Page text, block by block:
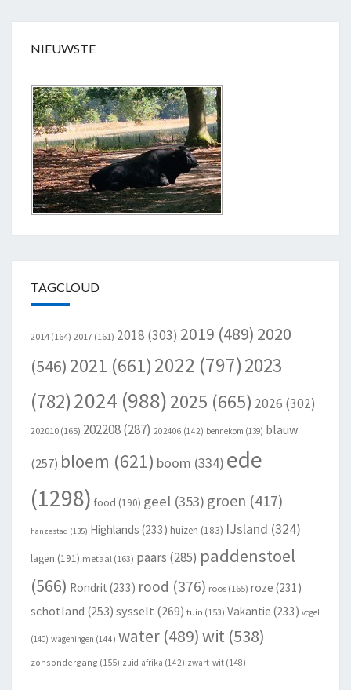
NIEUWSTE
TAGCLOUD
2014 (164) 2017 (161) 2018 (303) 2019 (489) 2020
(546) 2021 (661) 2022 (797)2023
(782)2024 (988) 2025 (665) 2026 (302)
202010 (165) 202208(287) 202406 (142) bennekom (139) blauw
(257) bloem (621) boom (334) ede
(1298) food (190) geel (353) groen (417)
hanzestad (135) Highlands (233) huizen (183) IJsland (324)
lagen (191) metaal (163) paars (285) paddenstoel
(566) Rondrit (233) rood (376) roos (165) roze (231)
schotland (253) sysselt (269) tuin (153) Vakantie (233) vogel
(140) wageningen (144) water (489)wit (538)
zonsondergang (155) zuid-afrika (142) zwart-wit (148)